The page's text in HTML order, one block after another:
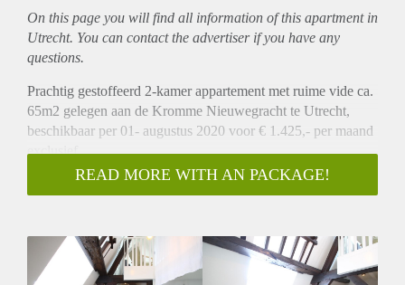
On this page you will find all information of this apartmentin
Utrecht. You can contact the advertiser if you have any
questions.
Prachtig gestoffeerd 2-kamer appartement met ruime vide ca.
65m2 gelegen aan de Kromme Nieuwegracht te Utrecht,
beschikbaar per 01- augustus 2020 voor € 1.425,- per maand
exclusief.
Omschrijving
Dit prachtig ruime appartement is gelegen op de 2e
De open keuken is v.v. vaatwasser, koelkast, vriezer, 4-pits
elektrische kookplaat en oven. Door middel van de trap in de
READ MORE WITH AN PACKAGE!